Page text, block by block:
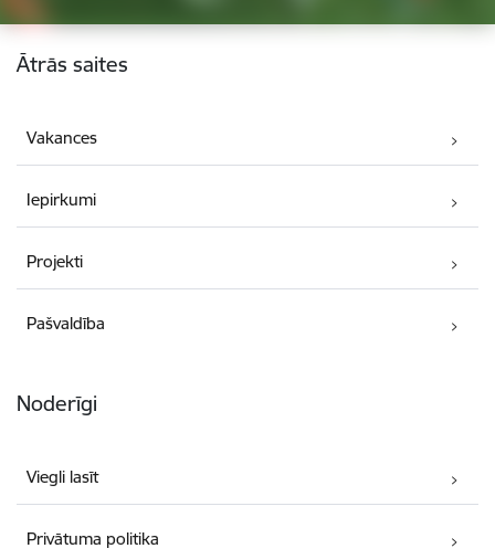
Kājene
Ātrās saites
Vakances
Iepirkumi
Projekti
Pašvaldība
Noderīgi
Viegli lasīt
Privātuma politika